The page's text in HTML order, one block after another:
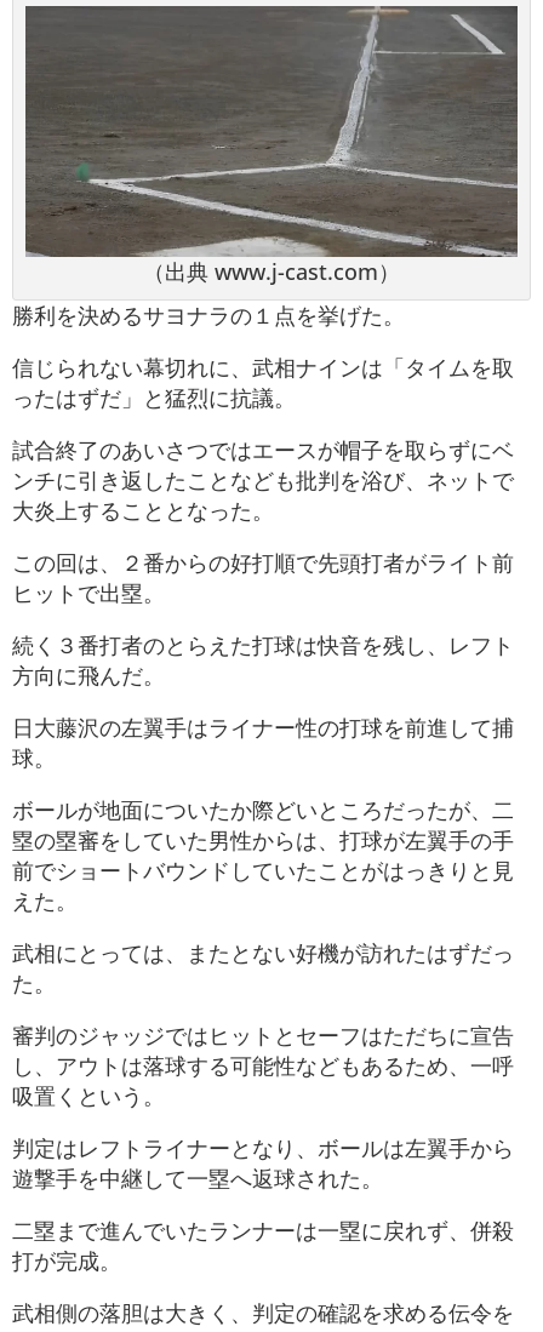
（出典 www.j-cast.com）
勝利を決めるサヨナラの１点を挙げた。
信じられない幕切れに、武相ナインは「タイムを取
ったはずだ」と猛烈に抗議。
試合終了のあいさつではエースが帽子を取らずにベ
ンチに引き返したことなども批判を浴び、ネットで
大炎上することとなった。
この回は、２番からの好打順で先頭打者がライト前
ヒットで出塁。
続く３番打者のとらえた打球は快音を残し、レフト
方向に飛んだ。
日大藤沢の左翼手はライナー性の打球を前進して捕
球。
ボールが地面についたか際どいところだったが、二
塁の塁審をしていた男性からは、打球が左翼手の手
前でショートバウンドしていたことがはっきりと見
えた。
武相にとっては、またとない好機が訪れたはずだっ
た。
審判のジャッジではヒットとセーフはただちに宣告
し、アウトは落球する可能性などもあるため、一呼
吸置くという。
判定はレフトライナーとなり、ボールは左翼手から
遊撃手を中継して一塁へ返球された。
二塁まで進んでいたランナーは一塁に戻れず、併殺
打が完成。
武相側の落胆は大きく、判定の確認を求める伝令を